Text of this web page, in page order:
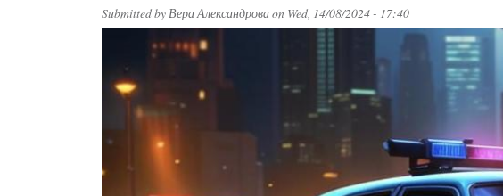
Submitted byВера Александроваon Wed, 14/08/2024 - 17:40